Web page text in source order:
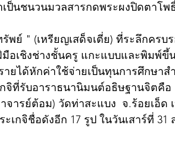
ป็นชนวนมวลสารกดพระผงปิดตาโพ
ย์ " (เหรียญเสด็จเตี่ย) ที่ระลึกครบ
อเชิงช่างชั้นครู แกะแบบและพิมพ์ขึ้
ายได้หักค่าใช้จ่ายเป็นทุนการศึกษา
จิที่รับอาราธนานิมนต์อธิษฐานจิตคื
ารย์ต้อม) วัดท่าสะแบง  จ.ร้อยเอ็ด
เกจิชื่อดังอีก 17 รูป ในวันเสาร์ที่